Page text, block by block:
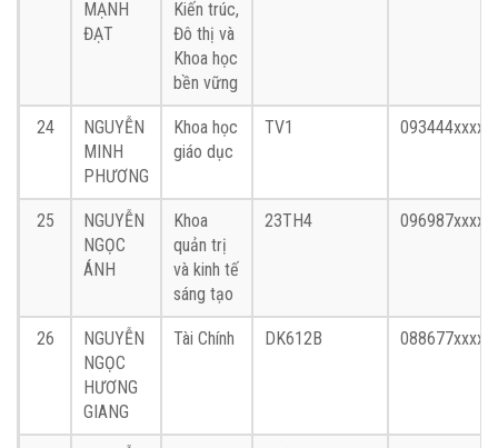
MẠNH
ĐẠT
Kiến trúc,
Đô thị và
Khoa học
bền vững
24
NGUYỄN
MINH
PHƯƠNG
Khoa học
giáo dục
TV1 093444xxxx
25
NGUYỄN
NGỌC
ÁNH
Khoa
quản trị
và kinh tế
sáng tạo
23TH4 096987xxxx
26
NGUYỄN
NGỌC
HƯƠNG
GIANG
Tài Chính DK612B 088677xxxx